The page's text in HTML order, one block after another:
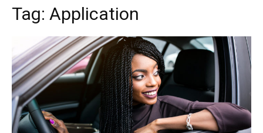
Tag: Application